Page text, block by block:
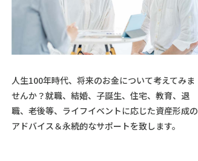
人生100年時代、将来のお金について考えてみま
せんか？就職、結婚、子誕生、住宅、教育、退
職、老後等、ライフイベントに応じた資産形成の
アドバイス＆永続的なサポートを致します。